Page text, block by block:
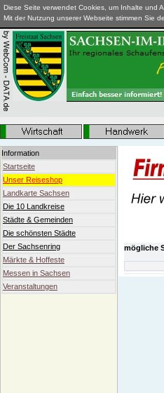
Diese Seite verwendet Cookies, um Inhalte und
Mit der Nutzung unserer Webseite stimmen Sie
Information
Startseite
Unser Reiseshop
Landkarte Sachsen
Die 10 Landkreise
Städte & Gemeinden
Die schönsten Städte
Der Sachsenring
Märkte & Hoffeste
Messen in Sachsen
Veranstaltungen
mögliche